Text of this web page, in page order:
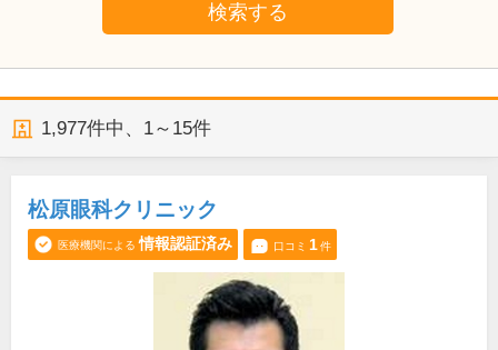
検索する
1,977件中、 1～15件
松原眼科クリニック
医療機関による 情報認証済み 口コミ 1件